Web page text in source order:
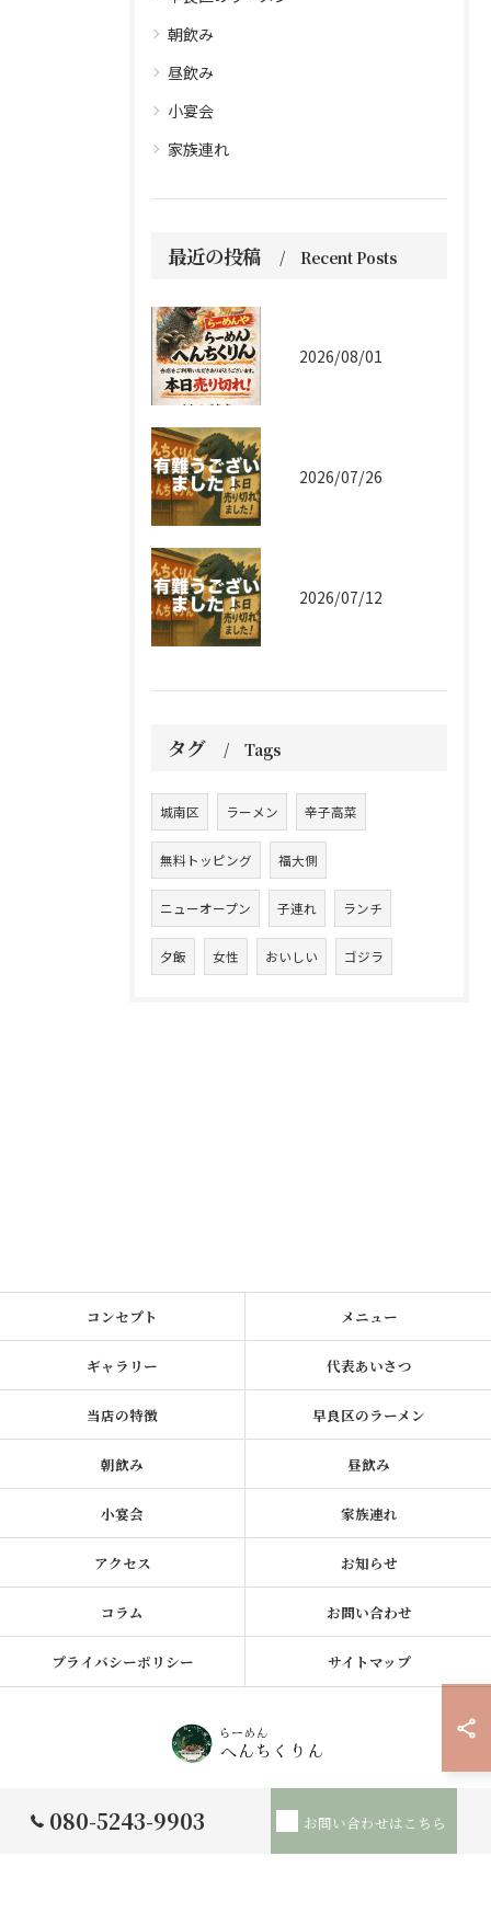
朝飲み
昼飲み
小宴会
家族連れ
最近の投稿 Recent Posts
2026/08/01
2026/07/26
2026/07/12
タグ Tags
城南区 ラーメン 辛子高菜
無料トッピング 福大側
ニューオープン 子連れ ランチ
夕飯 女性 おいしい ゴジラ
080-5243-9903 お問い合わせはこちら
コンセプト メニュー
ギャラリー 代表あいさつ
当店の特徴 早良区のラーメン
朝飲み 昼飲み
小宴会 家族連れ
アクセス お知らせ
コラム お問い合わせ
プライバシーポリシー サイトマップ
© 2026 福岡県城南区のラーメンなららーめん へんちくりん ALL RIGHTS
RESERVED.